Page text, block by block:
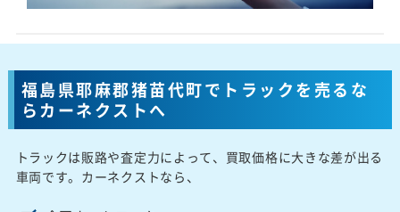
福島県耶麻郡猪苗代町でトラックを売るな
らカーネクストへ
トラックは販路や査定力によって、買取価格に大きな差が出る
車両です。カーネクストなら、